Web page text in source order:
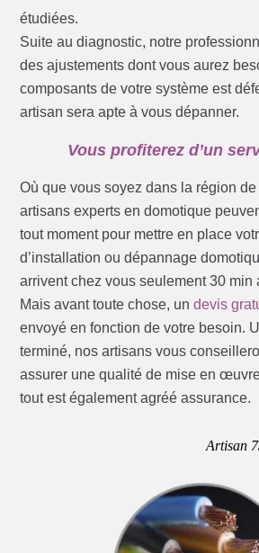
étudiées.
Suite au diagnostic, notre
des ajustements dont vous aurez
composants de votre système est
artisan sera apte à vous dépanner.
Vous profiterez d’un
Où que vous soyez dans la région
artisans experts en domotique
tout moment pour mettre en place
d’installation ou dépannage
arrivent chez vous seulement 30 min
Mais avant toute chose, undevis
envoyé en fonction de votre besoin.
terminé, nos artisans vous
assurer une qualité de mise en
tout est également agréé assurance.
Artisan